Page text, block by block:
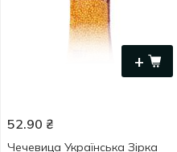
+
52.90 ₴
Чечевица Українська Зірка